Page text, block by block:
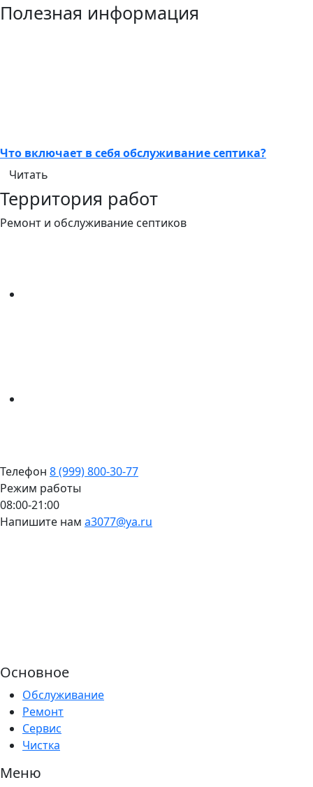
Полезная информация
Что включает в себя обслуживание септика?
Читать
Территория работ
Ремонт и обслуживание септиков
Телефон 8 (999) 800-30-77
Режим работы
08:00-21:00
Напишите нам a3077@ya.ru
Основное
Обслуживание
Ремонт
Сервис
Чистка
Меню